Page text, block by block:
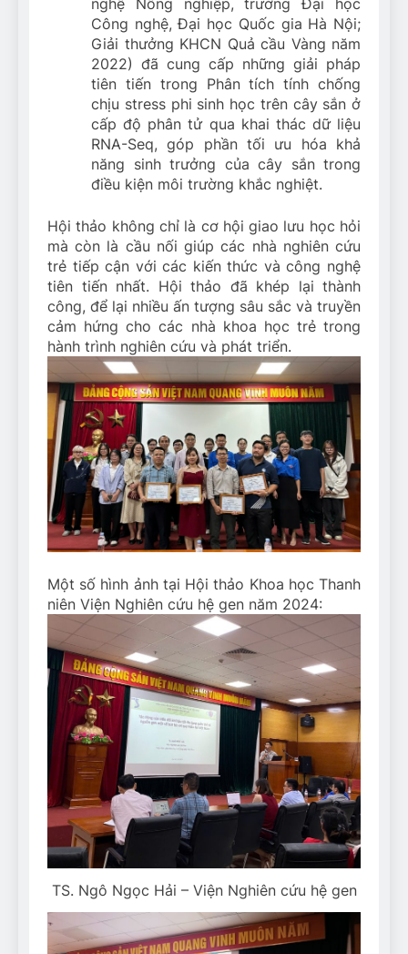
nghệ Nông nghiệp, trường Đại học
Công nghệ, Đại học Quốc gia Hà Nội;
Giải thưởng KHCN Quả cầu Vàng năm
2022) đã cung cấp những giải pháp
tiên tiến trong Phân tích tính chống
chịu stress phi sinh học trên cây sắn ở
cấp độ phân tử qua khai thác dữ liệu
RNA-Seq, góp phần tối ưu hóa khả
năng sinh trưởng của cây sắn trong
điều kiện môi trường khắc nghiệt.
Hội thảo không chỉ là cơ hội giao lưu học hỏi
mà còn là cầu nối giúp các nhà nghiên cứu
trẻ tiếp cận với các kiến thức và công nghệ
tiên tiến nhất. Hội thảo đã khép lại thành
công, để lại nhiều ấn tượng sâu sắc và truyền
cảm hứng cho các nhà khoa học trẻ trong
hành trình nghiên cứu và phát triển.
Một số hình ảnh tại Hội thảo Khoa học Thanh
niên Viện Nghiên cứu hệ gen năm 2024:
TS. Ngô Ngọc Hải – Viện Nghiên cứu hệ gen